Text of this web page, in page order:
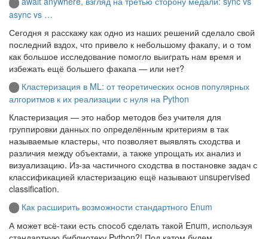
async vs …
Сегодня я расскажу как одно из наших решений сделало свой
последний вздох, что привело к небольшому факапу, и о том
как большое исследование помогло выиграть нам время и
избежать ещё большего факапа — или нет?
Кластеризация в ML: от теоретических основ популярных
алгоритмов к их реализации с нуля на Python
Кластеризация — это набор методов без учителя для
группировки данных по определённым критериям в так
называемые кластеры, что позволяет выявлять сходства и
различия между объектами, а также упрощать их анализ и
визуализацию. Из-за частичного сходства в постановке задач с
классификацией кластеризацию ещё называют unsupervised
classification.
Как расширить возможности стандартного Enum
А может всё-таки есть способ сделать такой Enum, используя